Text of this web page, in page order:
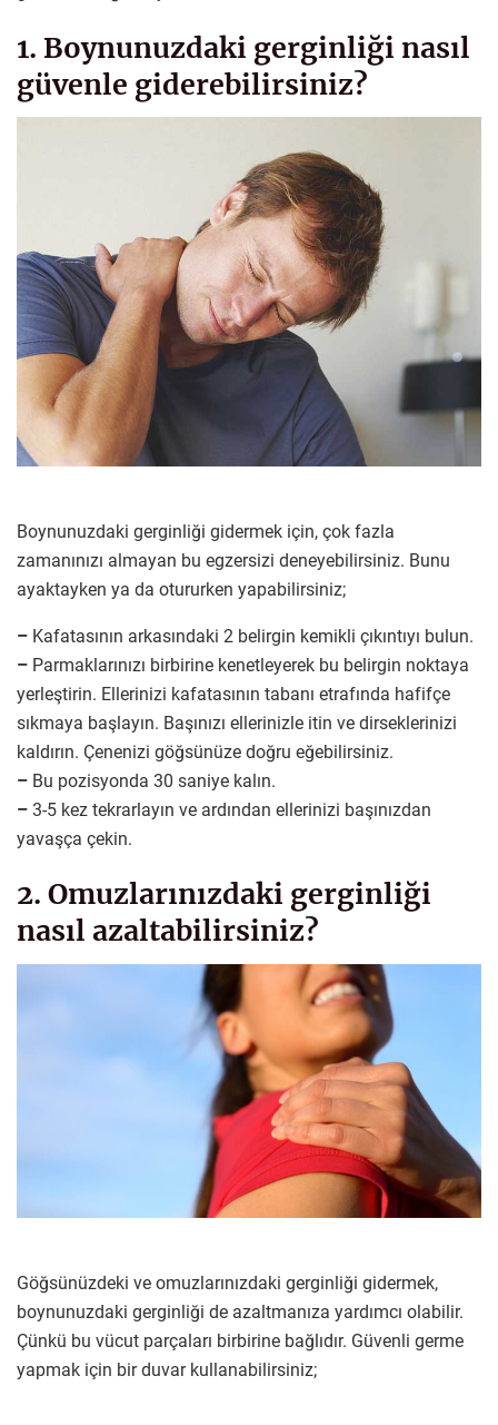
1. Boynunuzdaki gerginliği nasıl
güvenle giderebilirsiniz?
Boynunuzdaki gerginliği gidermek için, çok fazla
zamanınızı almayan bu egzersizi deneyebilirsiniz. Bunu
ayaktayken ya da otururken yapabilirsiniz;
– Kafatasının arkasındaki 2 belirgin kemikli çıkıntıyı bulun.
– Parmaklarınızı birbirine kenetleyerek bu belirgin noktaya
yerleştirin. Ellerinizi kafatasının tabanı etrafında hafifçe
sıkmaya başlayın. Başınızı ellerinizle itin ve dirseklerinizi
kaldırın. Çenenizi göğsünüze doğru eğebilirsiniz.
– Bu pozisyonda 30 saniye kalın.
– 3-5 kez tekrarlayın ve ardından ellerinizi başınızdan
yavaşça çekin.
2. Omuzlarınızdaki gerginliği
nasıl azaltabilirsiniz?
Göğsünüzdeki ve omuzlarınızdaki gerginliği gidermek,
boynunuzdaki gerginliği de azaltmanıza yardımcı olabilir.
Çünkü bu vücut parçaları birbirine bağlıdır. Güvenli germe
yapmak için bir duvar kullanabilirsiniz;